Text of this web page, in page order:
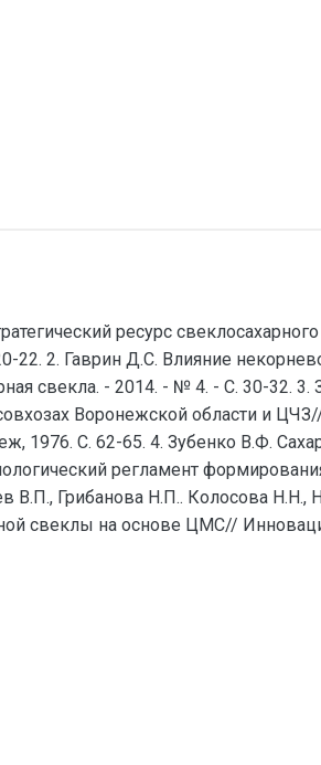
ресурс
22. 2. Гаврин Д.С. Влияние
свекла. - 2014. - № 4. - С. 30-32.
Воронежской области и
1976. С. 62-65. 4. Зубенко В.Ф.
регламент
Грибанова Н.П.. Колосова Н.Н.,
свеклы на основе ЦМС//